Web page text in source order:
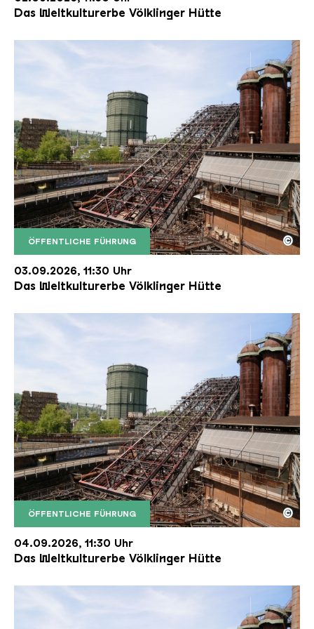
Das Weltkulturerbe Völklinger Hütte
ÖFFENTLICHE FÜHRUNG
Der Erzschrägaufzug der Völklinger Hütte mit
Copyright: Weltkulturerbe Völklinger Hütte | Karl
©
03.09.2026, 11:30 Uhr
Das Weltkulturerbe Völklinger Hütte
ÖFFENTLICHE FÜHRUNG
Der Erzschrägaufzug der Völklinger Hütte mit
Copyright: Weltkulturerbe Völklinger Hütte | Karl
©
04.09.2026, 11:30 Uhr
Das Weltkulturerbe Völklinger Hütte